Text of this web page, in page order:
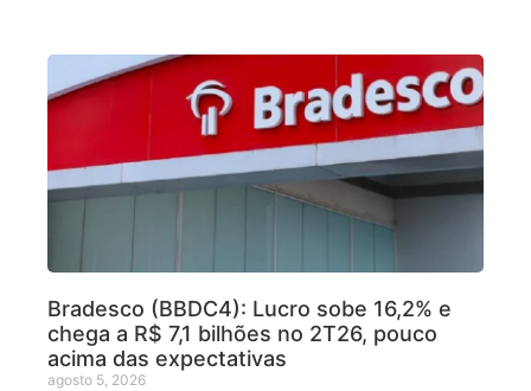
Bradesco (BBDC4): Lucro sobe 16,2% e
chega a R$ 7,1 bilhões no 2T26, pouco
acima das expectativas
agosto 5, 2026